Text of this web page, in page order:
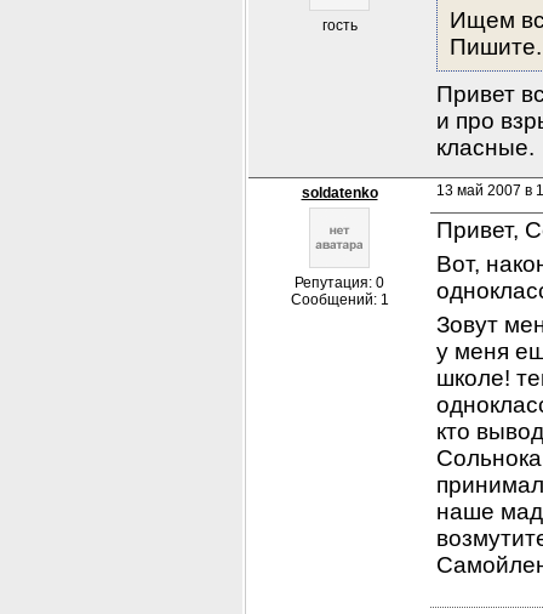
гость
Ищем
Пишите.
Привет
и про
класные.
soldatenko
Репутация: 0
Сообщений: 1
13 май 2007 в
Привет,
Вот,
Зовут
у меня
школе!
кто
наше